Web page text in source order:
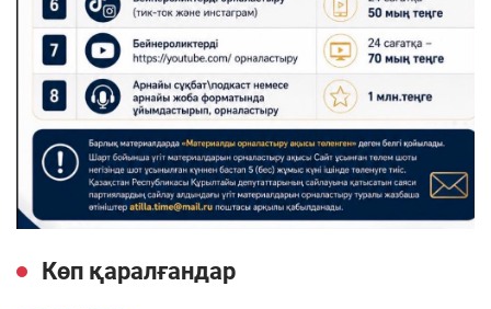
Көп қаралғандар